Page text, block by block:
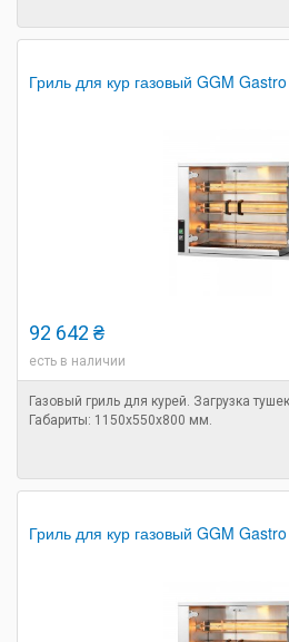
Гриль для кур газовый GGM
92 642 ₴
есть в наличии
Газовый гриль для курей. Загрузка
Габариты: 1150х550х800 мм.
Гриль для кур газовый GGM